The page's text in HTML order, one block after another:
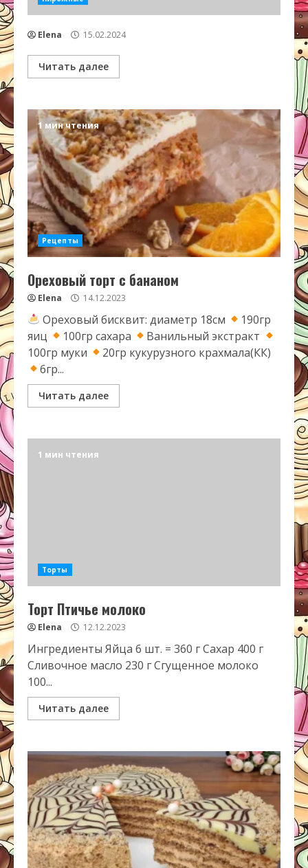
Elena 15.02.2024
Читать далее
1 мин чтения
Рецепты
Ореховый торт с бананом
Elena 14.12.2023
Ореховый бисквит: диаметр 18см
190гр
яиц
100гр сахара
Ванильный экстракт
100гр муки
20гр кукурузного крахмала(КК)
6гр...
Читать далее
1 мин чтения
Торты
Торт Птичье молоко
Elena 12.12.2023
Ингредиенты Яйца 6 шт. = 360 г Сахар 400 г
Сливочное масло 230 г Сгущенное молоко
100...
Читать далее